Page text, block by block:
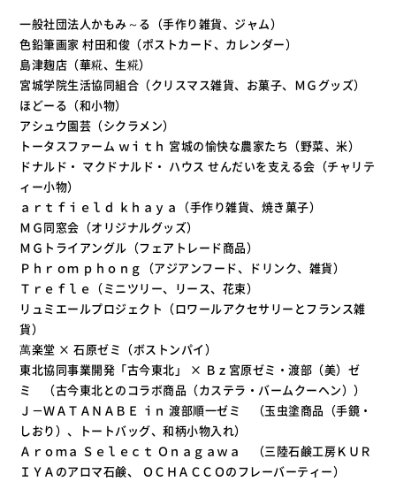
一般社団法人かもみ～る（手作り雑貨、ジャム）
色鉛筆画家 村田和俊（ポストカード、カレンダー）
島津麹店（華糀、生糀）
宮城学院生活協同組合（クリスマス雑貨、お菓子、ＭＧグッズ）
ほどーる（和小物）
アシュウ園芸（シクラメン）
トータスファーム ｗｉｔｈ 宮城の愉快な農家たち（野菜、米）
ドナルド・ マクドナルド・ ハウス せんだいを支える会（チャリテ
ィー小物）
ａｒｔｆｉｅｌｄ ｋｈａｙａ（手作り雑貨、焼き菓子）
ＭＧ同窓会（オリジナルグッズ）
ＭＧトライアングル（フェアトレード商品）
Ｐｈｒｏｍ ｐｈｏｎｇ（アジアンフード、ドリンク、雑貨）
Ｔｒｅｆｌｅ（ミニツリー、リース、花束）
リュミエールプロジェクト（ロワールアクセサリーとフランス雑
貨）
萬楽堂 × 石原ゼミ（ボストンパイ）
東北協同事業開発「古今東北」 × Ｂｚ宮原ゼミ・渡部（美）ゼ
ミ （古今東北とのコラボ商品（カステラ・バームクーヘン））
Ｊ－ＷＡＴＡＮＡＢＥ ｉｎ 渡部順一ゼミ （玉虫塗商品（手鏡・
しおり）、トートバッグ、和柄小物入れ）
Ａｒｏｍａ Ｓｅｌｅｃｔ Ｏｎａｇａｗａ （三陸石鹸工房ＫＵＲ
ＩＹＡのアロマ石鹸、 ＯＣＨＡＣＣＯのフレーバーティー）